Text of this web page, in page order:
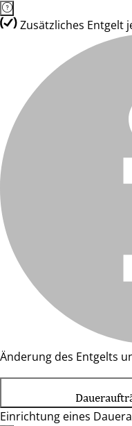
Zusätzliches Entgelt
Änderung des Entgelts
Einrichtung eines